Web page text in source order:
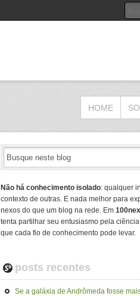
HOME
Não há conhecimento isolado: qualquer
contexto de outras. E nada melhor para
nexos do que um blog na rede. Em
tenta partilhar seu entusiasmo pela
que cada fio de conhecimento pode levar.
posts recentes
Se a galáxia de Andrômeda fosse